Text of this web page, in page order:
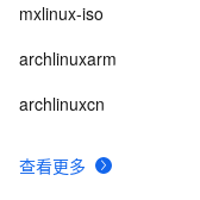
查看更多
mxlinux-iso
archlinuxarm
archlinuxcn